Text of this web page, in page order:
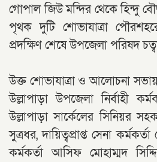
গোপাল জিউ মন্দির থেকে হিন্দু
পৃথক দুটি শোভাযাত্রা
প্রদক্ষিণ শেষে উপজেলা পরিষদ
উক্ত শোভাযাত্রা ও আলোচনা
উল্লাপাড়া উপজেলা নির্বাহী
উল্লাপাড়া সার্কেলের সিনিয়র
সুত্রধর, দায়িত্বপ্রাপ্ত সেনা
কর্মকর্তা আসিফ মোহাম্মদ